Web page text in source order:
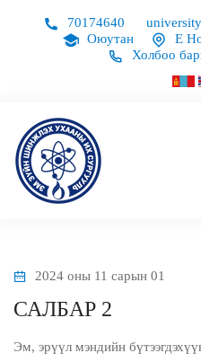
70174640
Оюутан
Е
Холбоо
2024 оны 11 сарын 01
САЛБАР 2
Эм, эрүүл мэндийн